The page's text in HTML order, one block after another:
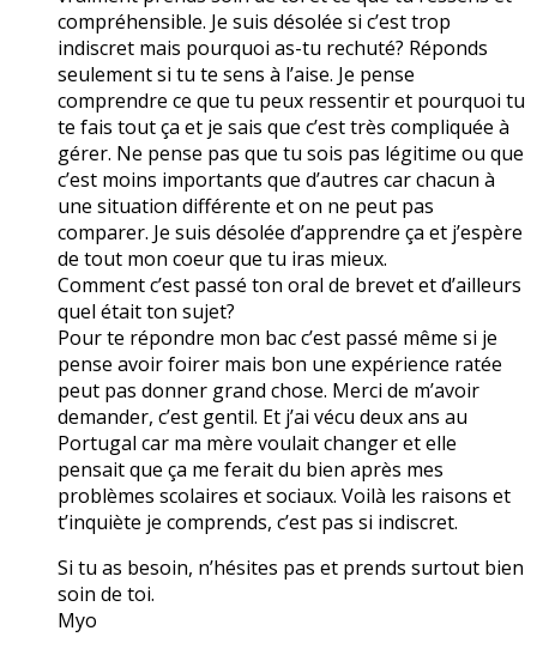
compréhensible. Je suis désolée si c’est trop
indiscret mais pourquoi as-tu rechuté? Réponds
seulement si tu te sens à l’aise. Je pense
comprendre ce que tu peux ressentir et pourquoi tu
te fais tout ça et je sais que c’est très compliquée à
gérer. Ne pense pas que tu sois pas légitime ou que
c’est moins importants que d’autres car chacun à
une situation différente et on ne peut pas
comparer. Je suis désolée d’apprendre ça et j’espère
de tout mon coeur que tu iras mieux.
Comment c’est passé ton oral de brevet et d’ailleurs
quel était ton sujet?
Pour te répondre mon bac c’est passé même si je
pense avoir foirer mais bon une expérience ratée
peut pas donner grand chose. Merci de m’avoir
demander, c’est gentil. Et j’ai vécu deux ans au
Portugal car ma mère voulait changer et elle
pensait que ça me ferait du bien après mes
problèmes scolaires et sociaux. Voilà les raisons et
t’inquiète je comprends, c’est pas si indiscret.
Si tu as besoin, n’hésites pas et prends surtout bien
soin de toi.
Myo